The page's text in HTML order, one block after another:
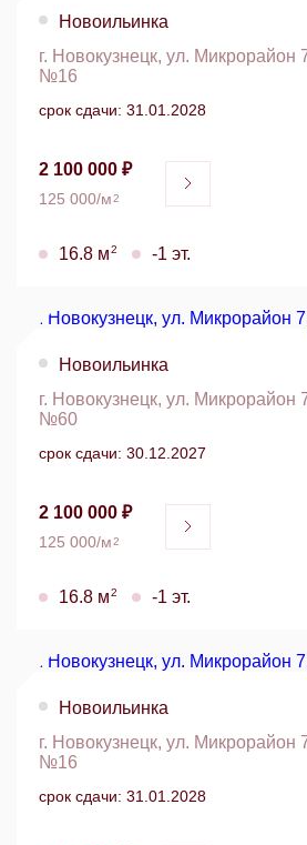
Новоильинка
г. Новокузнецк, ул. Микрорайон
№16
срок сдачи: 31.01.2028
2 100 000 ₽
125 000/м2
16.8 м2 -1 эт.
Новоильинка
г. Новокузнецк, ул. Микрорайон
№60
срок сдачи: 30.12.2027
2 100 000 ₽
125 000/м2
16.8 м2 -1 эт.
Новоильинка
г. Новокузнецк, ул. Микрорайон
№16
срок сдачи: 31.01.2028